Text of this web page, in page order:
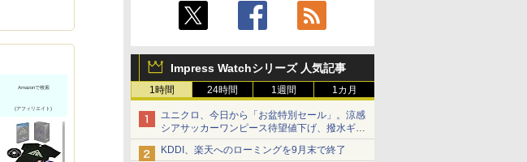
Impress Watchシリーズ 人気記事
1時間 24時間 1週間 1カ月
ユニクロ、今日から「お盆特別セール」。涼感
シアサッカーワンピース待望値下げ、撥水ギア
ショーツは1990円に
KDDI、楽天へのローミングを9月末で終了
Amazonで検索
(アフィリエイト)